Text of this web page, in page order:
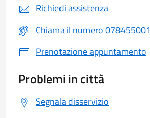
Richiedi assistenza
Chiama il numero 078455001
Prenotazione appuntamento
Problemi in città
Segnala disservizio